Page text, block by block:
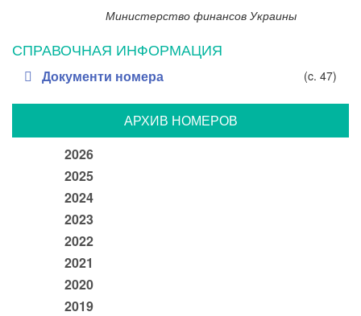
Министерство финансов Украины
СПРАВОЧНАЯ ИНФОРМАЦИЯ
Документи номера (c. 47)
АРХИВ НОМЕРОВ
2026
2025
2024
2023
2022
2021
2020
2019